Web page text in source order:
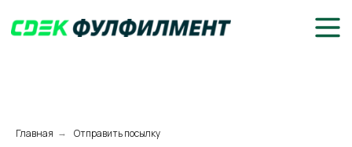
Главная → Отправить посылку